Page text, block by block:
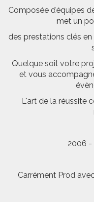
Composée d’équipes
met un
des prestations clés
Quelque soit votre
et vous
L'art de la réussite
2006 -
Carrément Prod